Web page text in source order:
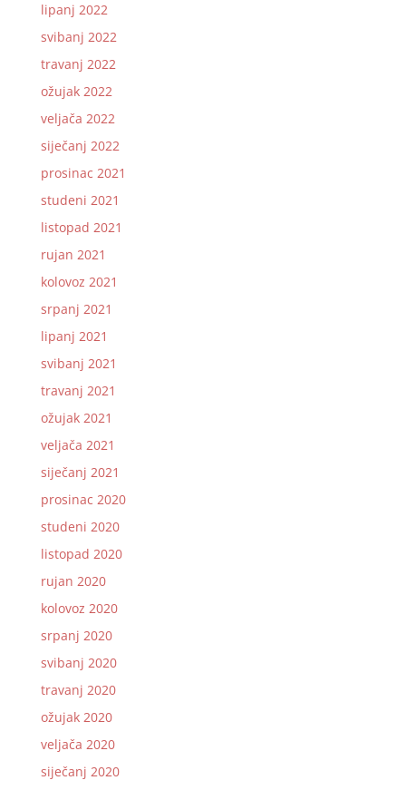
lipanj 2022
svibanj 2022
travanj 2022
ožujak 2022
veljača 2022
siječanj 2022
prosinac 2021
studeni 2021
listopad 2021
rujan 2021
kolovoz 2021
srpanj 2021
lipanj 2021
svibanj 2021
travanj 2021
ožujak 2021
veljača 2021
siječanj 2021
prosinac 2020
studeni 2020
listopad 2020
rujan 2020
kolovoz 2020
srpanj 2020
svibanj 2020
travanj 2020
ožujak 2020
veljača 2020
siječanj 2020